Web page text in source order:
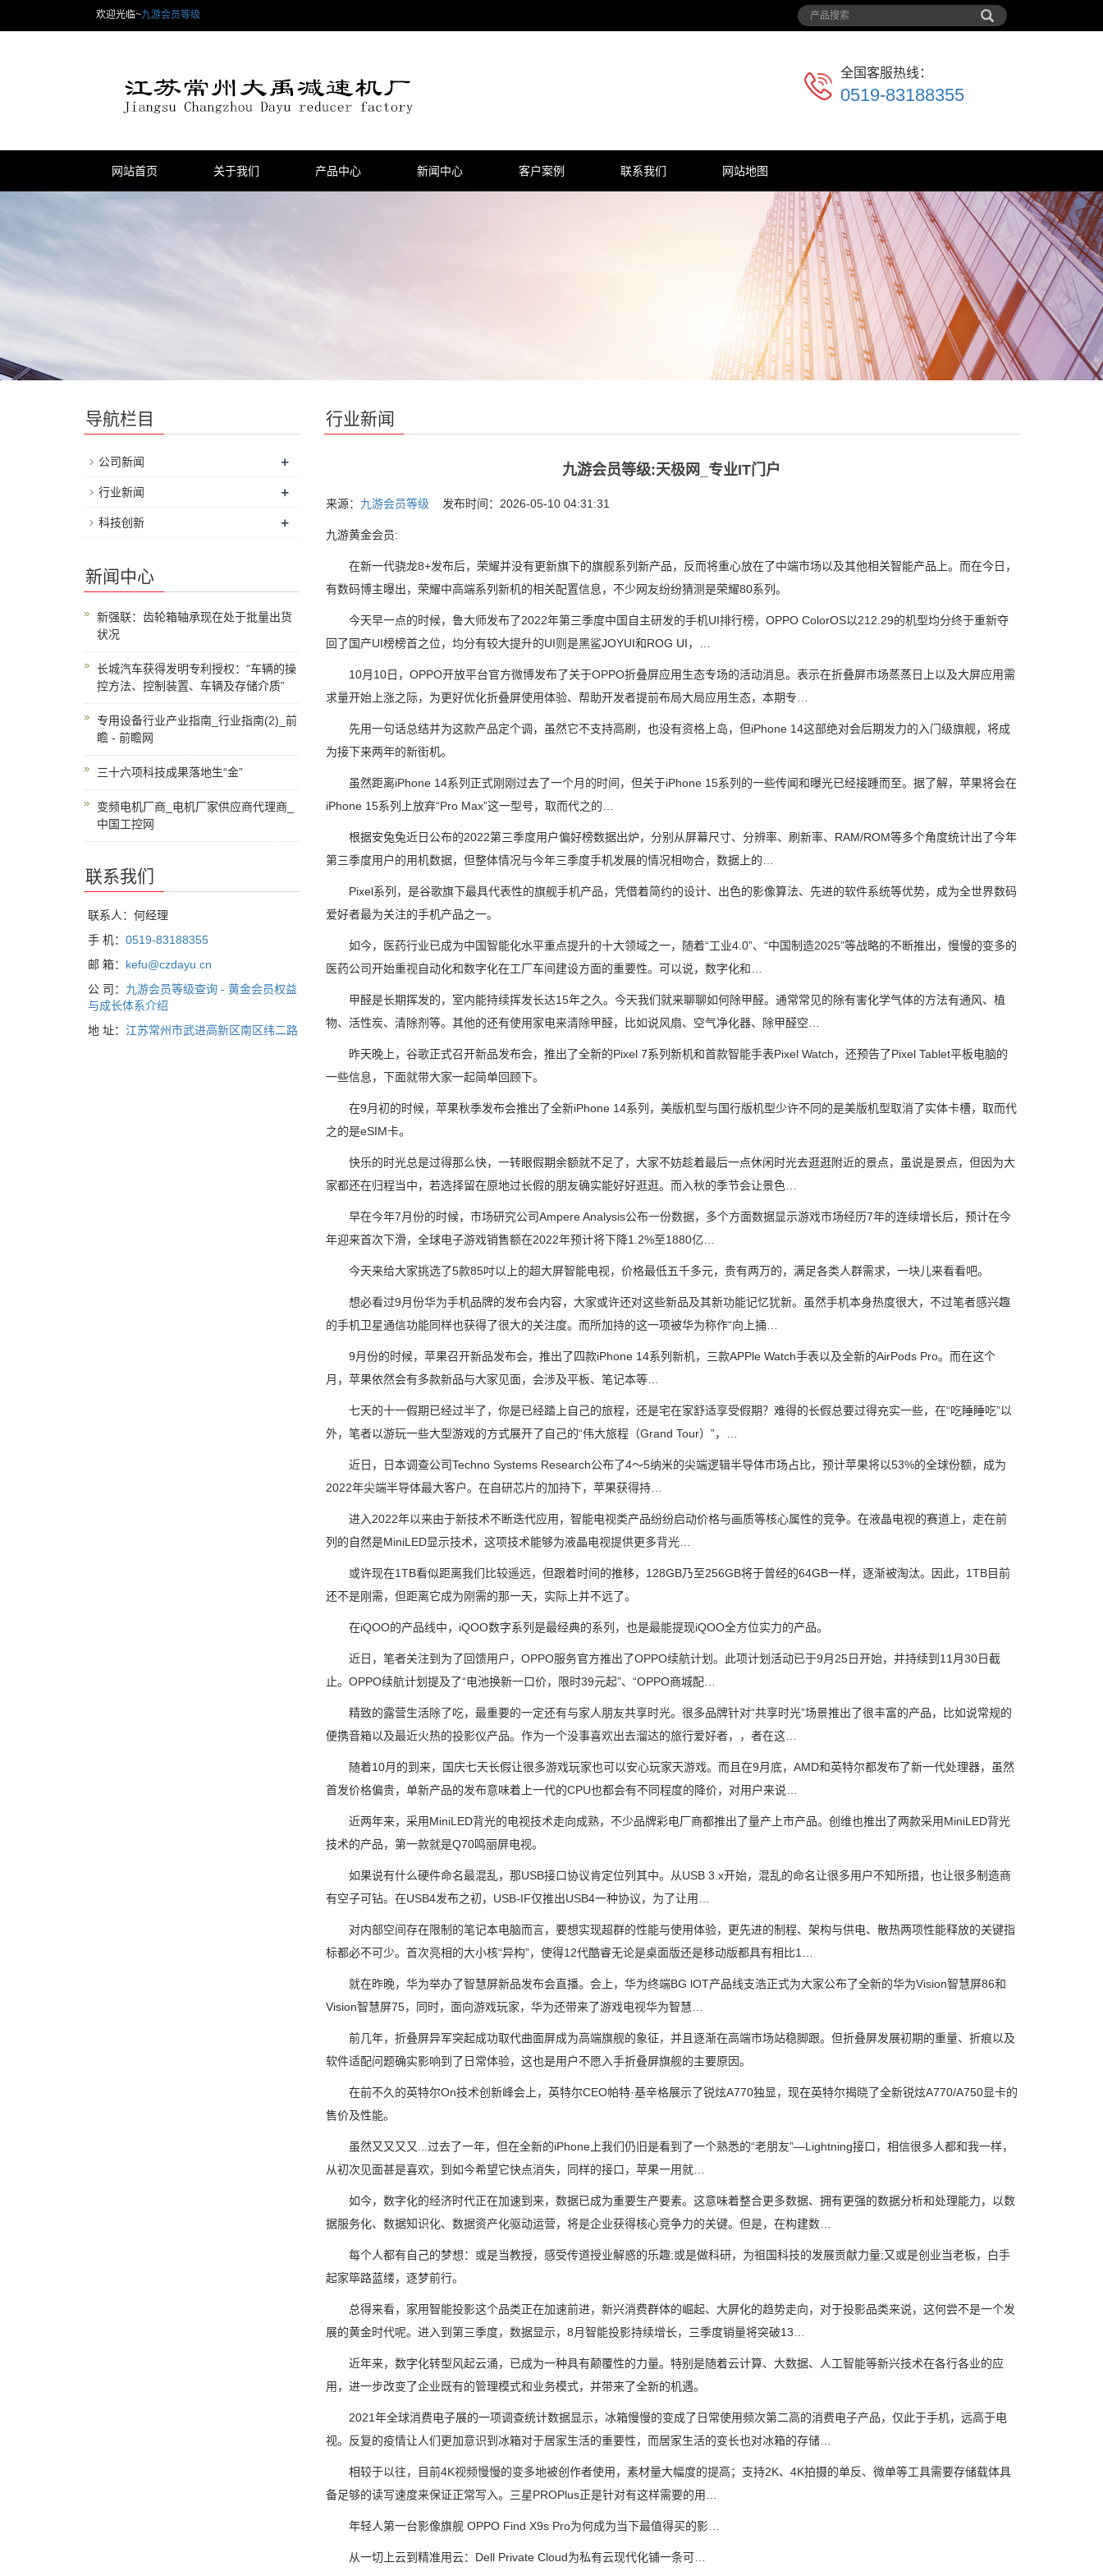
欢迎光临~九游会员等级
全国客服热线：
0519-83188355
网站首页 关于我们 产品中心 新闻中心 客户案例 联系我们 网站地图
行业新闻
九游会员等级:天极网_专业IT门户
来源： 九游会员等级 发布时间：2026-05-10 04:31:31
九游黄金会员:
在新一代骁龙8+发布后，荣耀并没有更新旗下的旗舰系列新产品，反而将重心放在了中端市场以及其他相关智能产品上。而在今日，
有数码博主曝出，荣耀中高端系列新机的相关配置信息，不少网友纷纷猜测是荣耀80系列。
今天早一点的时候，鲁大师发布了2022年第三季度中国自主研发的手机UI排行榜，OPPO ColorOS以212.29的机型均分终于重新夺
回了国产UI榜榜首之位，均分有较大提升的UI则是黑鲨JOYUI和ROG UI，…
10月10日，OPPO开放平台官方微博发布了关于OPPO折叠屏应用生态专场的活动消息。表示在折叠屏市场蒸蒸日上以及大屏应用需
求量开始上涨之际，为更好优化折叠屏使用体验、帮助开发者提前布局大局应用生态，本期专…
先用一句话总结并为这款产品定个调，虽然它不支持高刷，也没有资格上岛，但iPhone 14这部绝对会后期发力的入门级旗舰，将成
为接下来两年的新街机。
虽然距离iPhone 14系列正式刚刚过去了一个月的时间，但关于iPhone 15系列的一些传闻和曝光已经接踵而至。据了解，苹果将会在
iPhone 15系列上放弃“Pro Max”这一型号，取而代之的…
根据安兔兔近日公布的2022第三季度用户偏好榜数据出炉，分别从屏幕尺寸、分辨率、刷新率、RAM/ROM等多个角度统计出了今年
第三季度用户的用机数据，但整体情况与今年三季度手机发展的情况相吻合，数据上的…
Pixel系列，是谷歌旗下最具代表性的旗舰手机产品，凭借着简约的设计、出色的影像算法、先进的软件系统等优势，成为全世界数码
爱好者最为关注的手机产品之一。
如今，医药行业已成为中国智能化水平重点提升的十大领域之一，随着“工业4.0”、“中国制造2025”等战略的不断推出，慢慢的变多的
医药公司开始重视自动化和数字化在工厂车间建设方面的重要性。可以说，数字化和…
甲醛是长期挥发的，室内能持续挥发长达15年之久。今天我们就来聊聊如何除甲醛。通常常见的除有害化学气体的方法有通风、植
物、活性炭、清除剂等。其他的还有使用家电来清除甲醛，比如说风扇、空气净化器、除甲醛空…
昨天晚上，谷歌正式召开新品发布会，推出了全新的Pixel 7系列新机和首款智能手表Pixel Watch，还预告了Pixel Tablet平板电脑的
一些信息，下面就带大家一起简单回顾下。
在9月初的时候，苹果秋季发布会推出了全新iPhone 14系列，美版机型与国行版机型少许不同的是美版机型取消了实体卡槽，取而代
之的是eSIM卡。
快乐的时光总是过得那么快，一转眼假期余额就不足了，大家不妨趁着最后一点休闲时光去逛逛附近的景点，虽说是景点，但因为大
家都还在归程当中，若选择留在原地过长假的朋友确实能好好逛逛。而入秋的季节会让景色…
早在今年7月份的时候，市场研究公司Ampere Analysis公布一份数据，多个方面数据显示游戏市场经历7年的连续增长后，预计在今
年迎来首次下滑，全球电子游戏销售额在2022年预计将下降1.2%至1880亿…
今天来给大家挑选了5款85吋以上的超大屏智能电视，价格最低五千多元，贵有两万的，满足各类人群需求，一块儿来看看吧。
想必看过9月份华为手机品牌的发布会内容，大家或许还对这些新品及其新功能记忆犹新。虽然手机本身热度很大，不过笔者感兴趣
的手机卫星通信功能同样也获得了很大的关注度。而所加持的这一项被华为称作“向上捅…
9月份的时候，苹果召开新品发布会，推出了四款iPhone 14系列新机，三款APPle Watch手表以及全新的AirPods Pro。而在这个
月，苹果依然会有多款新品与大家见面，会涉及平板、笔记本等…
七天的十一假期已经过半了，你是已经踏上自己的旅程，还是宅在家舒适享受假期？难得的长假总要过得充实一些，在“吃睡睡吃”以
外，笔者以游玩一些大型游戏的方式展开了自己的“伟大旅程（Grand Tour）”，…
近日，日本调查公司Techno Systems Research公布了4～5纳米的尖端逻辑半导体市场占比，预计苹果将以53%的全球份额，成为
2022年尖端半导体最大客户。在自研芯片的加持下，苹果获得持…
进入2022年以来由于新技术不断迭代应用，智能电视类产品纷纷启动价格与画质等核心属性的竞争。在液晶电视的赛道上，走在前
列的自然是MiniLED显示技术，这项技术能够为液晶电视提供更多背光…
或许现在1TB看似距离我们比较遥远，但跟着时间的推移，128GB乃至256GB将于曾经的64GB一样，逐渐被淘汰。因此，1TB目前
还不是刚需，但距离它成为刚需的那一天，实际上并不远了。
在iQOO的产品线中，iQOO数字系列是最经典的系列，也是最能提现iQOO全方位实力的产品。
近日，笔者关注到为了回馈用户，OPPO服务官方推出了OPPO续航计划。此项计划活动已于9月25日开始，并持续到11月30日截
止。OPPO续航计划提及了“电池换新一口价，限时39元起”、“OPPO商城配…
精致的露营生活除了吃，最重要的一定还有与家人朋友共享时光。很多品牌针对“共享时光”场景推出了很丰富的产品，比如说常规的
便携音箱以及最近火热的投影仪产品。作为一个没事喜欢出去溜达的旅行爱好者，，者在这…
随着10月的到来，国庆七天长假让很多游戏玩家也可以安心玩家天游戏。而且在9月底，AMD和英特尔都发布了新一代处理器，虽然
首发价格偏贵，单新产品的发布意味着上一代的CPU也都会有不同程度的降价，对用户来说…
近两年来，采用MiniLED背光的电视技术走向成熟，不少品牌彩电厂商都推出了量产上市产品。创维也推出了两款采用MiniLED背光
技术的产品，第一款就是Q70鸣丽屏电视。
如果说有什么硬件命名最混乱，那USB接口协议肯定位列其中。从USB 3.x开始，混乱的命名让很多用户不知所措，也让很多制造商
有空子可钻。在USB4发布之初，USB-IF仅推出USB4一种协议，为了让用…
对内部空间存在限制的笔记本电脑而言，要想实现超群的性能与使用体验，更先进的制程、架构与供电、散热两项性能释放的关键指
标都必不可少。首次亮相的大小核“异构”，使得12代酷睿无论是桌面版还是移动版都具有相比1…
就在昨晚，华为举办了智慧屏新品发布会直播。会上，华为终端BG lOT产品线支浩正式为大家公布了全新的华为Vision智慧屏86和
Vision智慧屏75，同时，面向游戏玩家，华为还带来了游戏电视华为智慧…
前几年，折叠屏异军突起成功取代曲面屏成为高端旗舰的象征，并且逐渐在高端市场站稳脚跟。但折叠屏发展初期的重量、折痕以及
软件适配问题确实影响到了日常体验，这也是用户不愿入手折叠屏旗舰的主要原因。
在前不久的英特尔On技术创新峰会上，英特尔CEO帕特·基辛格展示了锐炫A770独显，现在英特尔揭晓了全新锐炫A770/A750显卡的
售价及性能。
虽然又又又又...过去了一年，但在全新的iPhone上我们仍旧是看到了一个熟悉的“老朋友”—Lightning接口，相信很多人都和我一样，
从初次见面甚是喜欢，到如今希望它快点消失，同样的接口，苹果一用就…
如今，数字化的经济时代正在加速到来，数据已成为重要生产要素。这意味着整合更多数据、拥有更强的数据分析和处理能力，以数
据服务化、数据知识化、数据资产化驱动运营，将是企业获得核心竞争力的关键。但是，在构建数…
每个人都有自己的梦想：或是当教授，感受传道授业解惑的乐趣;或是做科研，为祖国科技的发展贡献力量;又或是创业当老板，白手
起家筚路蓝缕，逐梦前行。
总得来看，家用智能投影这个品类正在加速前进，新兴消费群体的崛起、大屏化的趋势走向，对于投影品类来说，这何尝不是一个发
展的黄金时代呢。进入到第三季度，数据显示，8月智能投影持续增长，三季度销量将突破13…
近年来，数字化转型风起云涌，已成为一种具有颠覆性的力量。特别是随着云计算、大数据、人工智能等新兴技术在各行各业的应
用，进一步改变了企业既有的管理模式和业务模式，并带来了全新的机遇。
2021年全球消费电子展的一项调查统计数据显示，冰箱慢慢的变成了日常使用频次第二高的消费电子产品，仅此于手机，远高于电
视。反复的疫情让人们更加意识到冰箱对于居家生活的重要性，而居家生活的变长也对冰箱的存储…
相较于以往，目前4K视频慢慢的变多地被创作者使用，素材量大幅度的提高；支持2K、4K拍摄的单反、微单等工具需要存储载体具
备足够的读写速度来保证正常写入。三星PROPlus正是针对有这样需要的用…
年轻人第一台影像旗舰 OPPO Find X9s Pro为何成为当下最值得买的影…
从一切上云到精准用云：Dell Private Cloud为私有云现代化铺一条可…
导航栏目
公司新闻 +
行业新闻 +
科技创新 +
新闻中心
新强联：齿轮箱轴承现在处于批量出货
状况
长城汽车获得发明专利授权：“车辆的操
控方法、控制装置、车辆及存储介质”
专用设备行业产业指南_行业指南(2)_前
瞻 - 前瞻网
三十六项科技成果落地生“金”
变频电机厂商_电机厂家供应商代理商_
中国工控网
联系我们
联系人：何经理
手 机： 0519-83188355
邮 箱： kefu@czdayu.cn
公 司： 九游会员等级查询 - 黄金会员权益
与成长体系介绍
地 址： 江苏常州市武进高新区南区纬二路